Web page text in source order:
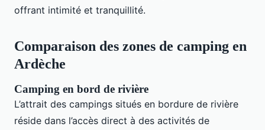
offrant intimité et tranquillité.
Comparaison des zones de camping en
Ardèche
Camping en bord de rivière
L’attrait des campings situés en bordure de rivière
réside dans l’accès direct à des activités de